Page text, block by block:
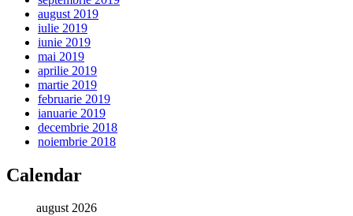
august 2019
iulie 2019
iunie 2019
mai 2019
aprilie 2019
martie 2019
februarie 2019
ianuarie 2019
decembrie 2018
noiembrie 2018
Calendar
august 2026